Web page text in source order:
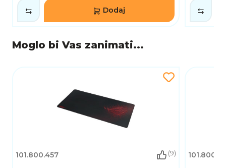
Dodaj
Moglo bi Vas zanimati...
101.800.457 (9)